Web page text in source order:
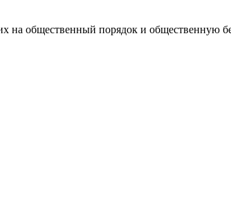
общественный порядок и общественную